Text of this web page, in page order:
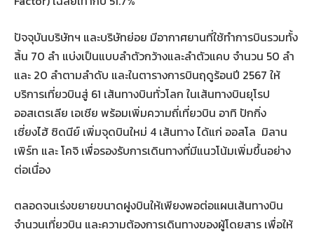
ปัจจุบันบริษัทฯ และบริษัทย่อย มีอากาศยานที่ใช้ทำการบินรวมทั้ง
สิ้น 70 ลำ แบ่งเป็นแบบลำตัวกว้างและลำตัวแคบ จำนวน 50 ลำ
และ 20 ลำตามลำดับ และในตารางการบินฤดูร้อนปี 2567 ให้
บริการเที่ยวบินสู่ 61 เส้นทางบินทั่วโลก ในเส้นทางบินยุโรป
ออสเตรเลีย เอเชีย พร้อมเพิ่มความถี่เที่ยวบิน อาทิ ปักกิ่ง
เซี่ยงไฮ้ ซิดนีย์ เพิ่มจุดบินใหม่ 4 เส้นทาง ได้แก่ ออสโล มิลาน
เพิร์ท และ โคจิ เพื่อรองรับการเดินทางที่มีแนวโน้มเพิ่มขึ้นอย่าง
ต่อเนื่อง
ตลอดจนเร่งขยายขนาดฝูงบินให้เพียงพอต่อแผนเส้นทางบิน
จำนวนเที่ยวบิน และความต้องการเดินทางของผู้โดยสาร เพื่อให้